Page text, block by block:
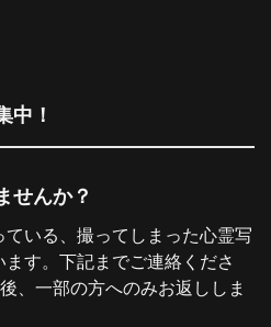
中！
せんか？
いる、撮ってしまった心霊写
す。下記までご連絡くださ
、一部の方へのみお返ししま